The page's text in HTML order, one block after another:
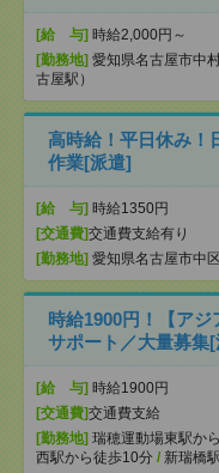
[給 与] 時給2,000円～
[勤務地] 愛知県名古屋市中
古屋駅）
高時給！平日休み！
作業[派遣]
[給 与] 時給1350円
[交通費]交通費支給有り
[勤務地] 愛知県名古屋市中
時給1900円！【ア
サポート／大量募集[
[給 与] 時給1900円
[交通費]交通費支給
[勤務地] 瑞穂運動場東駅か
西駅から徒歩10分 / 新瑞橋